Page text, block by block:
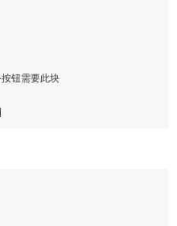
钮需要此块